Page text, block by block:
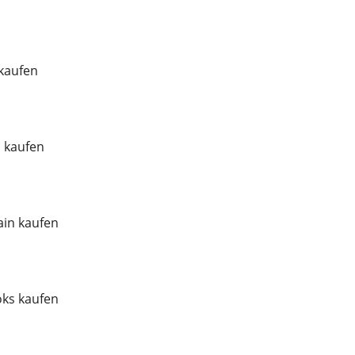
kaufen
kaufen
kaufen